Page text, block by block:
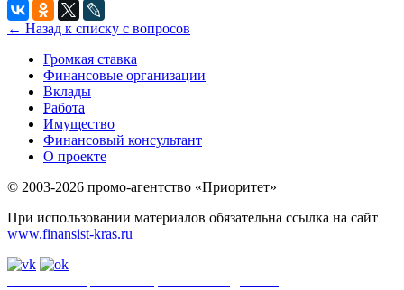
← Назад к списку с вопросов
Громкая ставка
Финансовые организации
Вклады
Работа
Имущество
Финансовый консультант
О проекте
© 2003-2026 промо-агентство «Приоритет»
При использовании материалов обязательна ссылка на сайт
www.finansist-kras.ru